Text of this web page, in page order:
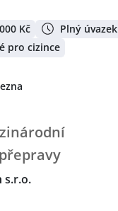
Kč
Plný úvazek
pro cizince
s.r.o.